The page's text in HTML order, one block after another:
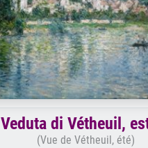
Veduta di Vétheuil,
(Vue de Vétheuil, été)